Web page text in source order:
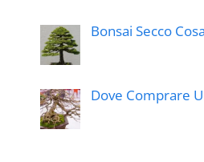
Bonsai Secco
Dove Comprare